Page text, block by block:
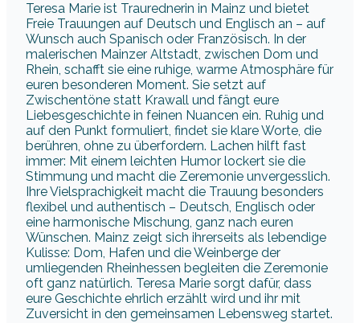
Teresa Marie ist Traurednerin in Mainz und bietet
Freie Trauungen auf Deutsch und Englisch an – auf
Wunsch auch Spanisch oder Französisch. In der
malerischen Mainzer Altstadt, zwischen Dom und
Rhein, schafft sie eine ruhige, warme Atmosphäre für
euren besonderen Moment. Sie setzt auf
Zwischentöne statt Krawall und fängt eure
Liebesgeschichte in feinen Nuancen ein. Ruhig und
auf den Punkt formuliert, findet sie klare Worte, die
berühren, ohne zu überfordern. Lachen hilft fast
immer: Mit einem leichten Humor lockert sie die
Stimmung und macht die Zeremonie unvergesslich.
Ihre Vielsprachigkeit macht die Trauung besonders
flexibel und authentisch – Deutsch, Englisch oder
eine harmonische Mischung, ganz nach euren
Wünschen. Mainz zeigt sich ihrerseits als lebendige
Kulisse: Dom, Hafen und die Weinberge der
umliegenden Rheinhessen begleiten die Zeremonie
oft ganz natürlich. Teresa Marie sorgt dafür, dass
eure Geschichte ehrlich erzählt wird und ihr mit
Zuversicht in den gemeinsamen Lebensweg startet.